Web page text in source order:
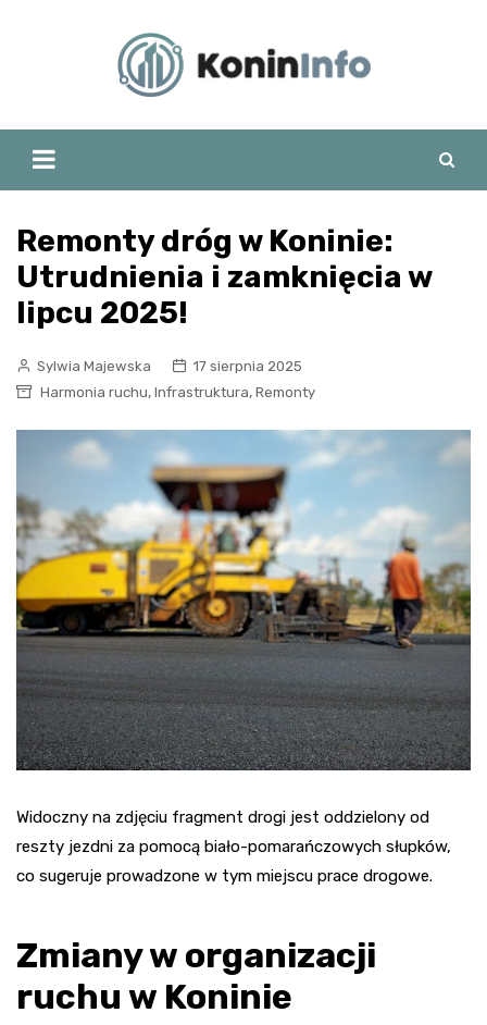
Remonty dróg w Koninie:
Utrudnienia i zamknięcia w
lipcu 2025!
Sylwia Majewska
17 sierpnia 2025
Harmonia ruchu, Infrastruktura, Remonty
Widoczny na zdjęciu fragment drogi jest oddzielony od
reszty jezdni za pomocą biało-pomarańczowych słupków,
co sugeruje prowadzone w tym miejscu prace drogowe.
Zmiany w organizacji
ruchu w Koninie